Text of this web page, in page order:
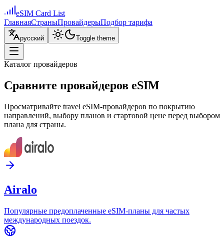
eSIM Card List
ГлавнаяСтраныПровайдерыПодбор тарифа
русский Toggle theme
Каталог провайдеров
Сравните провайдеров eSIM
Просматривайте travel eSIM-провайдеров по покрытию
направлений, выбору планов и стартовой цене перед выбором
плана для страны.
Airalo
Популярные предоплаченные eSIM-планы для частых
международных поездок.